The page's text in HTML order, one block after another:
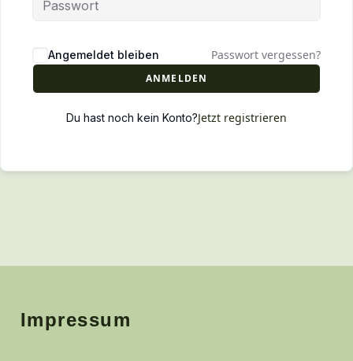
Angemeldet bleiben Passwort vergessen?
ANMELDEN
Du hast noch kein Konto?Jetzt registrieren
Impressum